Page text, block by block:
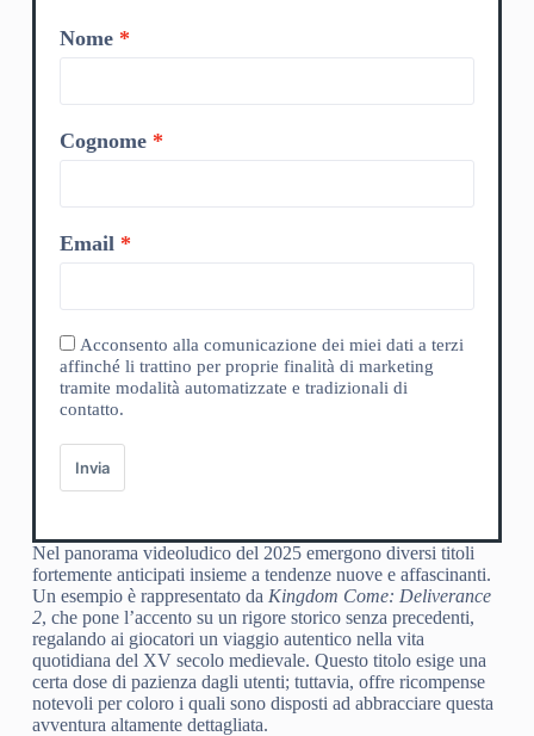
Nome
Cognome
Email
Acconsento alla comunicazione dei miei dati a terzi
affinché li trattino per proprie finalità di marketing
tramite modalità automatizzate e tradizionali di
contatto.
Invia
Nel panorama videoludico del 2025 emergono diversi titoli
fortemente anticipati insieme a tendenze nuove e affascinanti.
Un esempio è rappresentato da Kingdom Come: Deliverance
2, che pone l’accento su un rigore storico senza precedenti,
regalando ai giocatori un viaggio autentico nella vita
quotidiana del XV secolo medievale. Questo titolo esige una
certa dose di pazienza dagli utenti; tuttavia, offre ricompense
notevoli per coloro i quali sono disposti ad abbracciare questa
avventura altamente dettagliata.